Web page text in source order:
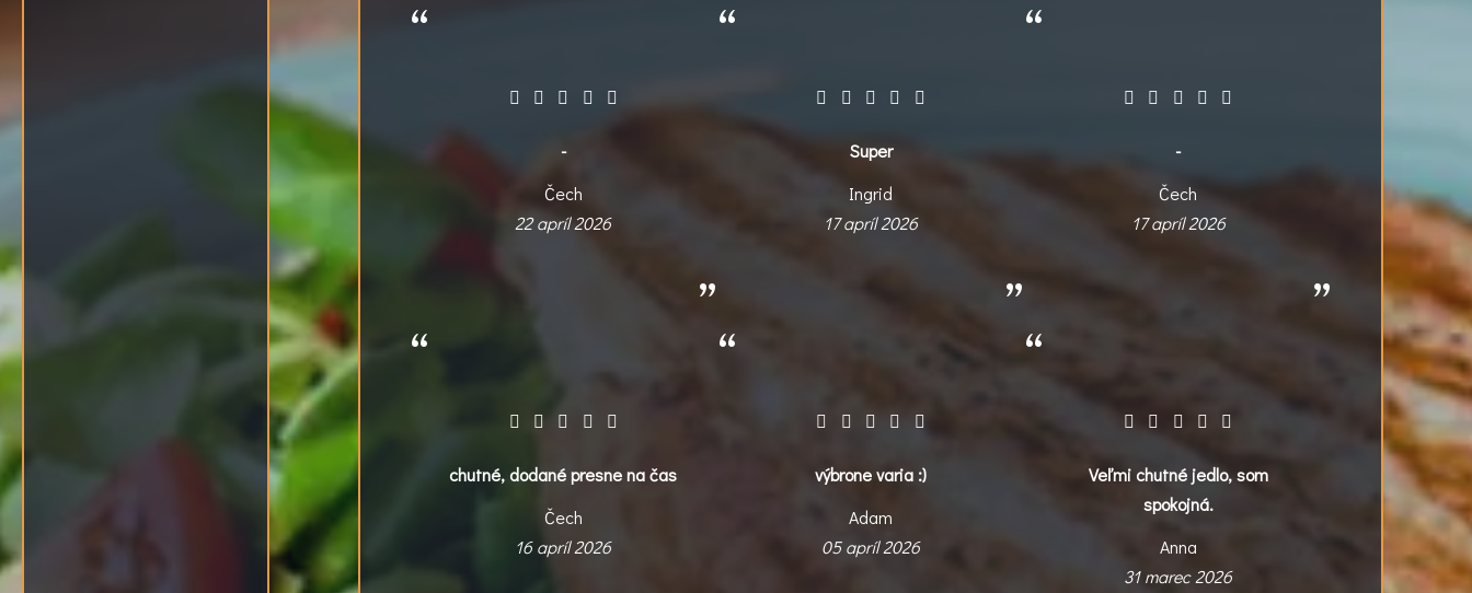
-
Čech
22 apríl 2026
Super
Ingrid
17 apríl 2026
-
Čech
17 apríl 2026
chutné, dodané presne na čas
Čech
16 apríl 2026
výbrone varia :)
Adam
05 apríl 2026
Veľmi chutné jedlo, som
spokojná.
Anna
31 marec 2026